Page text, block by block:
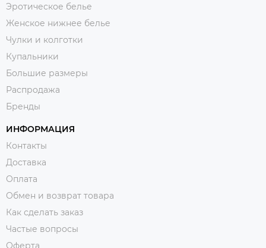
Эротическое белье
Женское нижнее белье
Чулки и колготки
Купальники
Большие размеры
Распродажа
Бренды
ИНФОРМАЦИЯ
Контакты
Доставка
Оплата
Обмен и возврат товара
Как сделать заказ
Частые вопросы
Оферта